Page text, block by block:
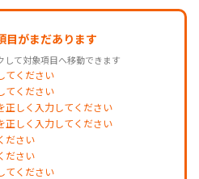
目がまだあります
して対象項目へ移動できます
てください
てください
正しく入力してください
正しく入力してください
ださい
ださい
てください